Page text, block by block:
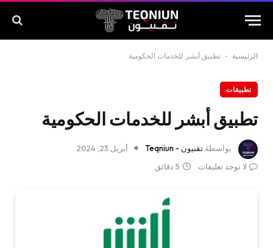
الرئيسية - تطبيق أبشر للخدمات الحكومية
تطبيقات
تطبيق أبشر للخدمات الحكومية
بواسطة تقنيون - Teqniun
أبريل 23, 2024
لا توجد تعليقات
5 دقائق